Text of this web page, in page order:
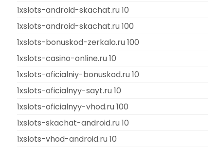
1xslots-android-skachat.ru 10
1xslots-android-skachat.ru 100
1xslots-bonuskod-zerkalo.ru 100
1xslots-casino-online.ru 10
1xslots-oficialniy-bonuskod.ru 10
1xslots-oficialnyy-sayt.ru 10
1xslots-oficialnyy-vhod.ru 100
1xslots-skachat-android.ru 10
1xslots-vhod-android.ru 10